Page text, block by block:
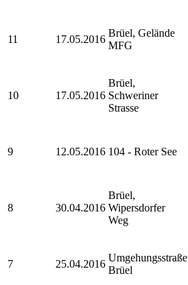
11 17.05.2016
Brüel, Gelände
MFG
10 17.05.2016
Brüel,
Schweriner
Strasse
9 12.05.2016 104 - Roter See
8 30.04.2016
Brüel,
Wipersdorfer
Weg
7 25.04.2016
Umgehungsstraße
Brüel